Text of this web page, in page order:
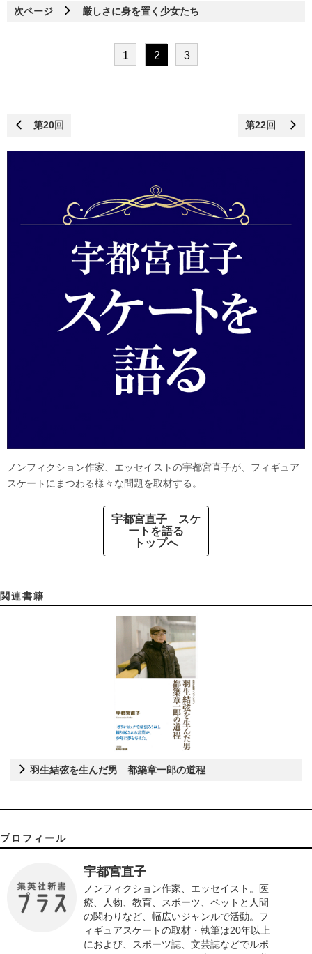
次ページ 厳しさに身を置く少女たち
1 2 3
第20回 第22回
ノンフィクション作家、エッセイストの宇都宮直子が、フィギュア
スケートにまつわる様々な問題を取材する。
宇都宮直子 スケ
ートを語る
トップへ
関連書籍
羽生結弦を生んだ男 都築章一郎の道程
プロフィール
宇都宮直子
ノンフィクション作家、エッセイスト。医
療、人物、教育、スポーツ、ペットと人間
の関わりなど、幅広いジャンルで活動。フ
ィギュアスケートの取材・執筆は20年以上
におよび、スポーツ誌、文芸誌などでルポ